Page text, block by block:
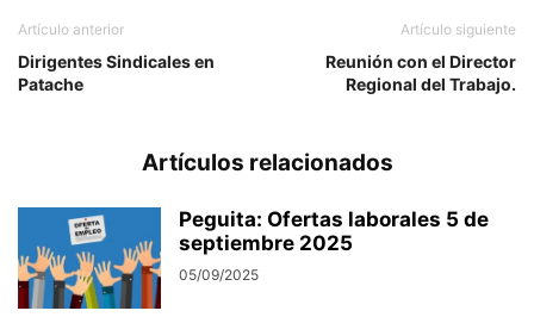
Artículo anterior
Dirigentes Sindicales en
Patache
Artículo siguiente
Reunión con el Director
Regional del Trabajo.
Artículos relacionados
Peguita: Ofertas laborales 5 de
septiembre 2025
05/09/2025